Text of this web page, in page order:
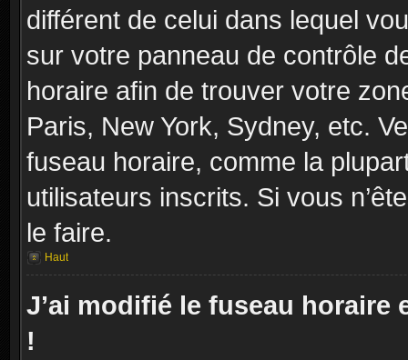
différent de celui dans lequel
sur votre panneau de contrôle
horaire afin de trouver votre
Paris, New York, Sydney, etc.
fuseau horaire, comme la
utilisateurs inscrits. Si vous
le faire.
Haut
J’ai modifié le fuseau horaire
!